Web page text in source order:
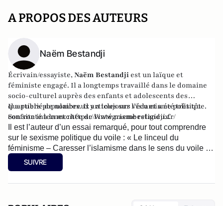
A PROPOS DES AUTEURS
Naëm Bestandji
Écrivain/essayiste, Naëm Bestandji est un laïque et
féministe engagé. Il a longtemps travaillé dans le domaine
socio-culturel auprès des enfants et adolescents des
quartiers populaires. Il y a toujours vécu et a été très tôt
confronté à la montée de l'intégrisme religieux.
Il a publié de nombreux articles sur l’islamisme politique.
Son site internet :https://www.naembestandji.fr/
Il est l’auteur d’un essai remarqué, pour tout comprendre
sur le sexisme politique du voile : « Le linceul du
féminisme – Caresser l’islamisme dans le sens du voile »
(éditions Séramis, novembre 2021).
SUIVRE